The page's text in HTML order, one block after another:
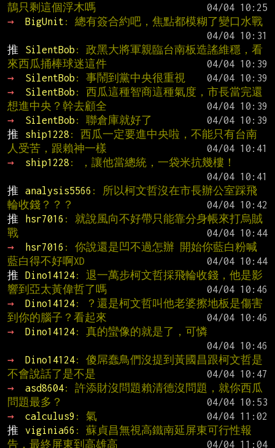
鶄只剩這個浮木嗎
→
BigUnit : 總有簽合約吧，焦點都模糊了變口水戰
推
SilentBob : 政黑大將軍親臨台南板造謠維穩，看
來西瓜捅棒球迷這件
→
SilentBob : 事鬧到黨中央很重視
→
SilentBob : 西瓜這種智商這種氣度，市長當完還
想進中央？幹去顧全
→
SilentBob : 聯倉庫就好了
推
ship1228 : 西瓜一定要進中央啦，不能只有台南
人受苦，跟賴神一樣
→
ship1228 : ，讓他當總統，一袋米抗幾樓！
推
analysis5566 : 所以柯文哲沒在市長辦公室踩飛
輪收錢？？？
推
hsr7016 : 就說風向不好帶只能靠分身帳來打烏賊
戰
→
hsr7016 : 你說還是凹不過怎辦 開始你藍白粉喊
藍白得不好啊XD
推
Dino14124: 退一萬步柯文哲採飛輪收錢，他是影
響到亞太黃偉哲了嗎
→
Dino14124: ？還是柯文哲叫他老婆擦地板是傷害
到你的腦子？看起來
→
Dino14124: 真的蠻像的就是了，可憐
→
Dino14124: 傻屌蠢鳥們沒提到黃國昌跟柯文哲是
不會說話了是不是
→
asd8604: 許添財沒問題賴清德沒問題，就你西瓜
問題最多？
→
calculus9 : 氣
推
viginia66 : 蘇貞昌無視高鐵南延屏東可行性報
告，最終屏東到高雄高